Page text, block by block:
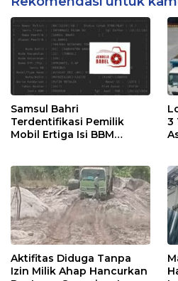
Samsul Bahri
Terdentifikasi Pemilik
Mobil Ertiga Isi BBM
3
Aktifitas Diduga Tanpa
Izin Milik Ahap Hancurkan